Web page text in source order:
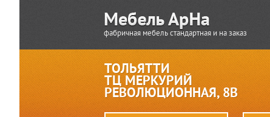
фабричная мебель стандартная и на заказ
ТОЛЬЯТТИ
ТЦ МЕРКУРИЙ
РЕВОЛЮЦИОННАЯ, 8В